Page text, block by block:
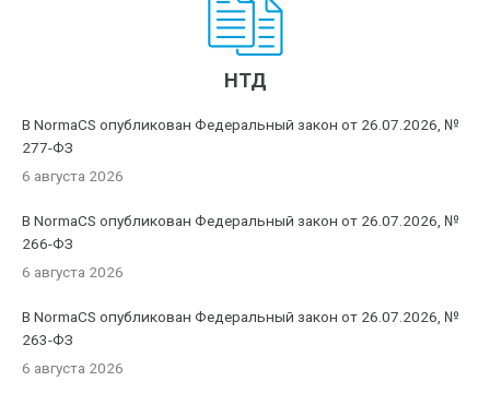
НТД
В NormaCS опубликован Федеральный закон от 26.07.2026, №
277-ФЗ
6 августа 2026
В NormaCS опубликован Федеральный закон от 26.07.2026, №
266-ФЗ
6 августа 2026
В NormaCS опубликован Федеральный закон от 26.07.2026, №
263-ФЗ
6 августа 2026